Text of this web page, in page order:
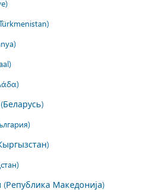
Македонија)